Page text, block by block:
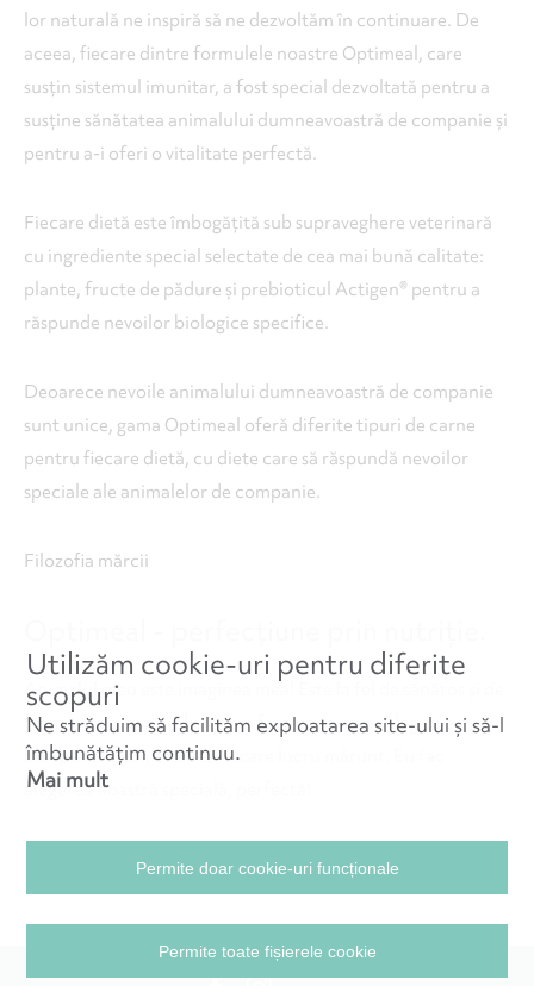
lor naturală ne inspiră să ne dezvoltăm în continuare. De
aceea, fiecare dintre formulele noastre Optimeal, care
susțin sistemul imunitar, a fost special dezvoltată pentru a
susține sănătatea animalului dumneavoastră de companie și
pentru a-i oferi o vitalitate perfectă.
Fiecare dietă este îmbogățită sub supraveghere veterinară
cu ingrediente special selectate de cea mai bună calitate:
plante, fructe de pădure și prebioticul Actigen® pentru a
răspunde nevoilor biologice specifice.
Deoarece nevoile animalului dumneavoastră de companie
sunt unice, gama Optimeal oferă diferite tipuri de carne
pentru fiecare dietă, cu diete care să răspundă nevoilor
speciale ale animalelor de companie.
Filozofia mărcii
Animalul meu este imaginea mea! Este la fel de sănătos și de
frumos ca și mine. El este perfecțiunea mea. Aleg ce e mai
bun pentru noi, evaluez fiecare lucru mărunt. Eu fac
alegerea noastră specială, perfectă!
Utilizăm cookie-uri pentru diferite
scopuri
Ne străduim să facilităm exploatarea site-ului și să-l
îmbunătățim continuu.
Mai mult
Permite doar cookie-uri funcționale
Permite toate fișierele cookie